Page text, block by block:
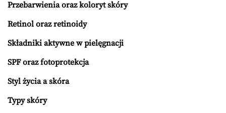
Przebarwienia oraz koloryt skóry
Retinol oraz retinoidy
Składniki aktywne w pielęgnacji
SPF oraz fotoprotekcja
Styl życia a skóra
Typy skóry